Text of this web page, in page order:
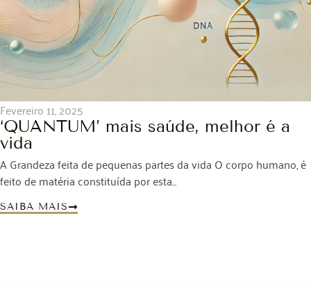
A Grandeza feita de pequenas partes da vida O corpo humano, é
feito de matéria constituída por esta...
‘QUANTUM’ mais saúde, melhor é a
vida
Fevereiro 11, 2025
SAIBA MAIS